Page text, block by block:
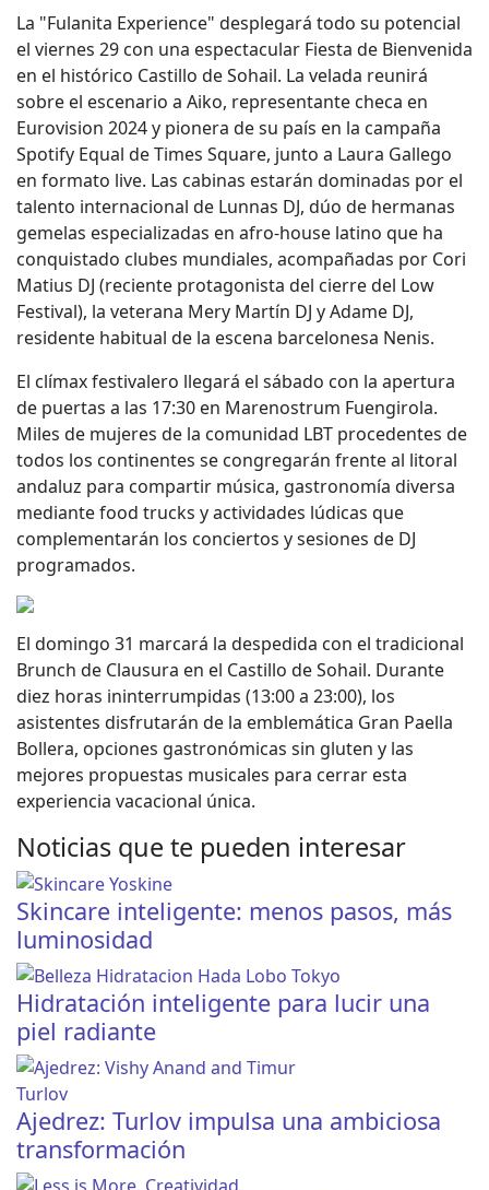
La "Fulanita Experience" desplegará todo su potencial
el viernes 29 con una espectacular Fiesta de Bienvenida
en el histórico Castillo de Sohail. La velada reunirá
sobre el escenario a Aiko, representante checa en
Eurovision 2024 y pionera de su país en la campaña
Spotify Equal de Times Square, junto a Laura Gallego
en formato live. Las cabinas estarán dominadas por el
talento internacional de Lunnas DJ, dúo de hermanas
gemelas especializadas en afro-house latino que ha
conquistado clubes mundiales, acompañadas por Cori
Matius DJ (reciente protagonista del cierre del Low
Festival), la veterana Mery Martín DJ y Adame DJ,
residente habitual de la escena barcelonesa Nenis.
El clímax festivalero llegará el sábado con la apertura
de puertas a las 17:30 en Marenostrum Fuengirola.
Miles de mujeres de la comunidad LBT procedentes de
todos los continentes se congregarán frente al litoral
andaluz para compartir música, gastronomía diversa
mediante food trucks y actividades lúdicas que
complementarán los conciertos y sesiones de DJ
programados.
El domingo 31 marcará la despedida con el tradicional
Brunch de Clausura en el Castillo de Sohail. Durante
diez horas ininterrumpidas (13:00 a 23:00), los
asistentes disfrutarán de la emblemática Gran Paella
Bollera, opciones gastronómicas sin gluten y las
mejores propuestas musicales para cerrar esta
experiencia vacacional única.
Noticias que te pueden interesar
Skincare inteligente: menos pasos, más
luminosidad
Hidratación inteligente para lucir una
piel radiante
Ajedrez: Turlov impulsa una ambiciosa
transformación